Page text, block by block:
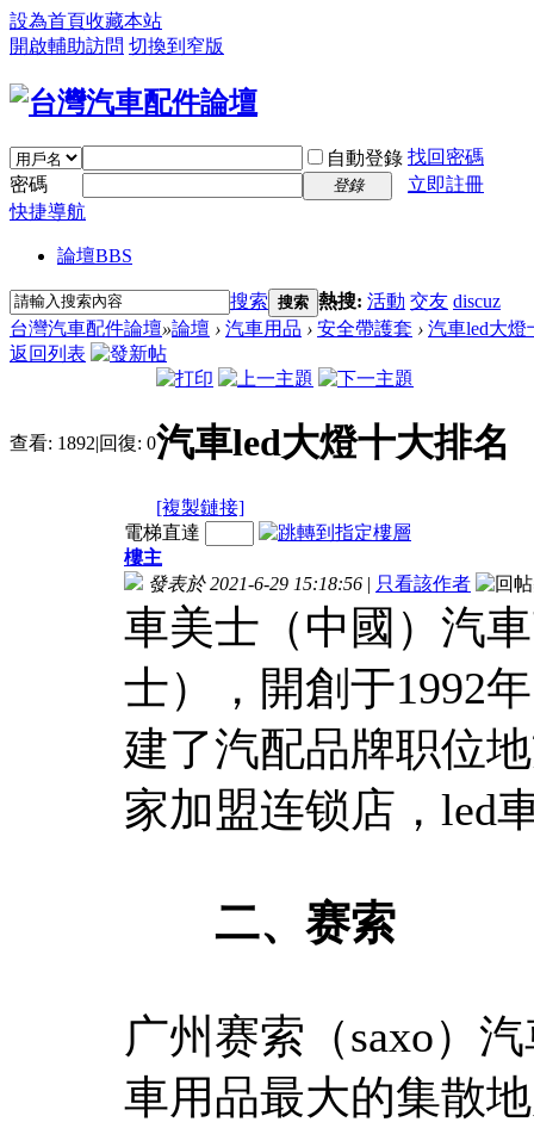
設為首頁收藏本站
開啟輔助訪問 切換到窄版
自動登錄 找回密碼
密碼
登錄
立即註冊
快捷導航
論壇BBS
搜索 搜索 熱搜: 活動 交友 discuz
台灣汽車配件論壇»論壇 › 汽車用品 › 安全帶護套 › 汽車led大燈
返回列表
查看: 1892|回復: 0汽車led大燈十大排名
[複製鏈接]
電梯直達
樓主
發表於 2021-6-29 15:18:56 | 只看該作者
車美士（中國）汽
士），開創于1992
建了汽配品牌职位
家加盟连锁店，led
二、赛索
广州赛索（saxo）
車用品最大的集散